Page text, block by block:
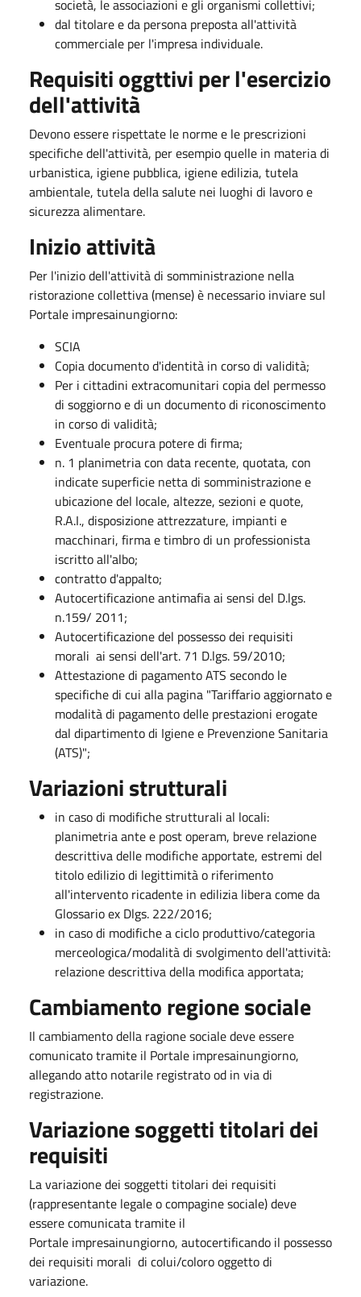
società, le associazioni e gli organismi collettivi;
dal titolare e da persona preposta all'attività
commerciale per l'impresa individuale.
Requisiti oggttivi per l'esercizio
dell'attività
Devono essere rispettate le norme e le prescrizioni
specifiche dell'attività, per esempio quelle in materia di
urbanistica, igiene pubblica, igiene edilizia, tutela
ambientale, tutela della salute nei luoghi di lavoro e
sicurezza alimentare.
Inizio attività
Per l'inizio dell'attività di somministrazione nella
ristorazione collettiva (mense) è necessario inviare sul
Portale impresainungiorno:
SCIA
Copia documento d'identità in corso di validità;
Per i cittadini extracomunitari copia del permesso
di soggiorno e di un documento di riconoscimento
in corso di validità;
Eventuale procura potere di firma;
n. 1 planimetria con data recente, quotata, con
indicate superficie netta di somministrazione e
ubicazione del locale, altezze, sezioni e quote,
R.A.I., disposizione attrezzature, impianti e
macchinari, firma e timbro di un professionista
iscritto all'albo;
contratto d'appalto;
Autocertificazione antimafia ai sensi del D.lgs.
n.159/ 2011;
Autocertificazione del possesso dei requisiti
morali ai sensi dell'art. 71 D.lgs. 59/2010;
Attestazione di pagamento ATS secondo le
specifiche di cui alla pagina "Tariffario aggiornato e
modalità di pagamento delle prestazioni erogate
dal dipartimento di Igiene e Prevenzione Sanitaria
(ATS)";
Variazioni strutturali
in caso di modifiche strutturali al locali:
planimetria ante e post operam, breve relazione
descrittiva delle modifiche apportate, estremi del
titolo edilizio di legittimità o riferimento
all'intervento ricadente in edilizia libera come da
Glossario ex Dlgs. 222/2016;
in caso di modifiche a ciclo produttivo/categoria
merceologica/modalità di svolgimento dell'attività:
relazione descrittiva della modifica apportata;
Cambiamento regione sociale
Il cambiamento della ragione sociale deve essere
comunicato tramite il Portale impresainungiorno,
allegando atto notarile registrato od in via di
registrazione.
​Variazione soggetti titolari dei
requisiti
La variazione dei soggetti titolari dei requisiti
(rappresentante legale o compagine sociale) deve
essere comunicata tramite il
Portale impresainungiorno, autocertificando il possesso
dei requisiti morali di colui/coloro oggetto di
variazione.